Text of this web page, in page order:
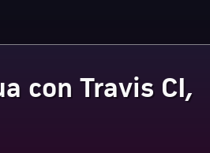
con Travis CI,